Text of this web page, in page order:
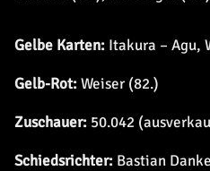
Gelbe Karten: Itakura – Agu,
Gelb-Rot:Weiser (82.)
Zuschauer: 50.042
Schiedsrichter: Bastian